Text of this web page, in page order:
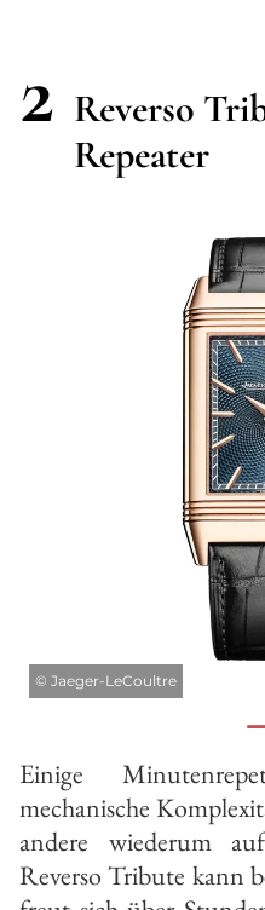
2 Reverso
Repeater
© Jaeger-LeCoultre
Einige
mechanische
andere wiederum
Reverso Tribute kann